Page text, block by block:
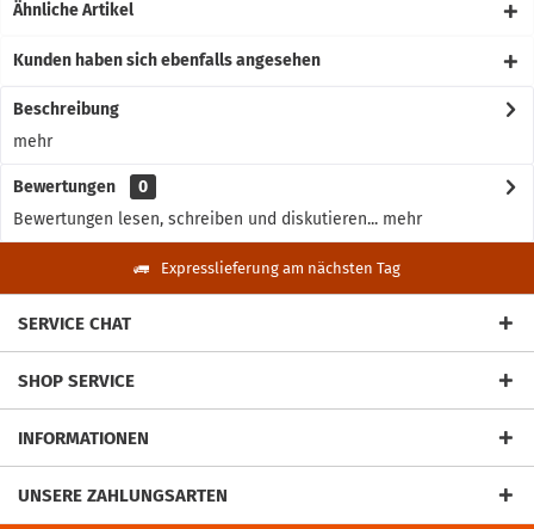
Ähnliche Artikel
Kunden haben sich ebenfalls angesehen
Beschreibung
mehr
Bewertungen
0
Bewertungen lesen, schreiben und diskutieren... mehr
Expresslieferung am nächsten Tag
SERVICE CHAT
SHOP SERVICE
INFORMATIONEN
UNSERE ZAHLUNGSARTEN